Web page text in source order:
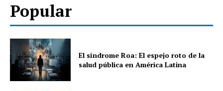
Popular
El síndrome Roa: El espejo roto de la
salud pública en América Latina